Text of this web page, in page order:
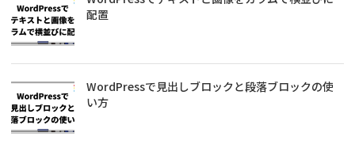
配置
WordPressで見出しブロックと段落ブロックの使
い方